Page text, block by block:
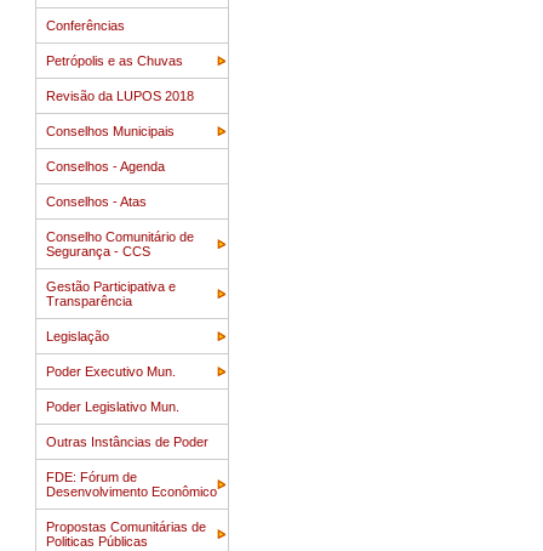
Conferências
Petrópolis e as Chuvas
Revisão da LUPOS 2018
Conselhos Municipais
Conselhos - Agenda
Conselhos - Atas
Conselho Comunitário de
Segurança - CCS
Gestão Participativa e
Transparência
Legislação
Poder Executivo Mun.
Poder Legislativo Mun.
Outras Instâncias de Poder
FDE: Fórum de
Desenvolvimento Econômico
Propostas Comunitárias de
Politicas Públicas